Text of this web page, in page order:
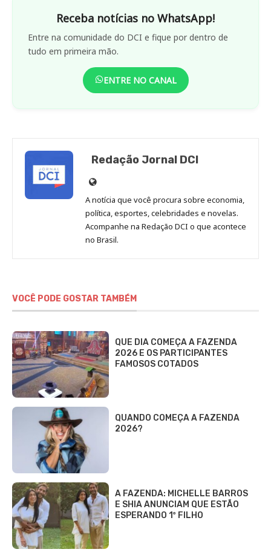
Receba notícias no WhatsApp!
Entre na comunidade do DCI e fique por dentro de
tudo em primeira mão.
ENTRE NO CANAL
Redação Jornal DCI
Site
de
Redação
Jornal
DCI
A notícia que você procura sobre economia,
política, esportes, celebridades e novelas.
Acompanhe na Redação DCI o que acontece
no Brasil.
VOCÊ PODE GOSTAR TAMBÉM
QUE DIA COMEÇA A FAZENDA
2026 E OS PARTICIPANTES
FAMOSOS COTADOS
QUANDO COMEÇA A FAZENDA
2026?
A FAZENDA: MICHELLE BARROS
E SHIA ANUNCIAM QUE ESTÃO
ESPERANDO 1º FILHO